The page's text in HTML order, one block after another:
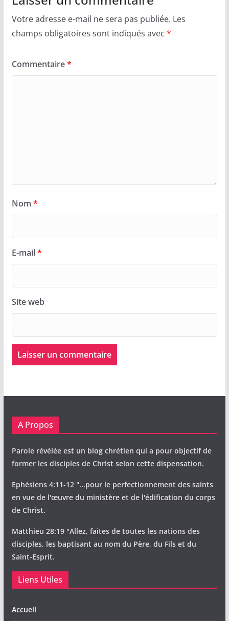
Votre adresse e-mail ne sera pas publiée. Les
champs obligatoires sont indiqués avec *
Commentaire*
Nom *
E-mail*
Site web
A Propos
Parole révélée est un blog chrétien qui a pour objectif de
former les disciples de Christ selon cette dispensation.
Ephésiens 4:11-12 "...pour le perfectionnement des saints
en vue de l'œuvre du ministère et de l'édification du corps
de Christ.
Matthieu 28:19 "Allez, faites de toutes les nations des
disciples, les baptisant au nom du Père, du Fils et du
Saint-Esprit.
Liens Utiles
Accueil